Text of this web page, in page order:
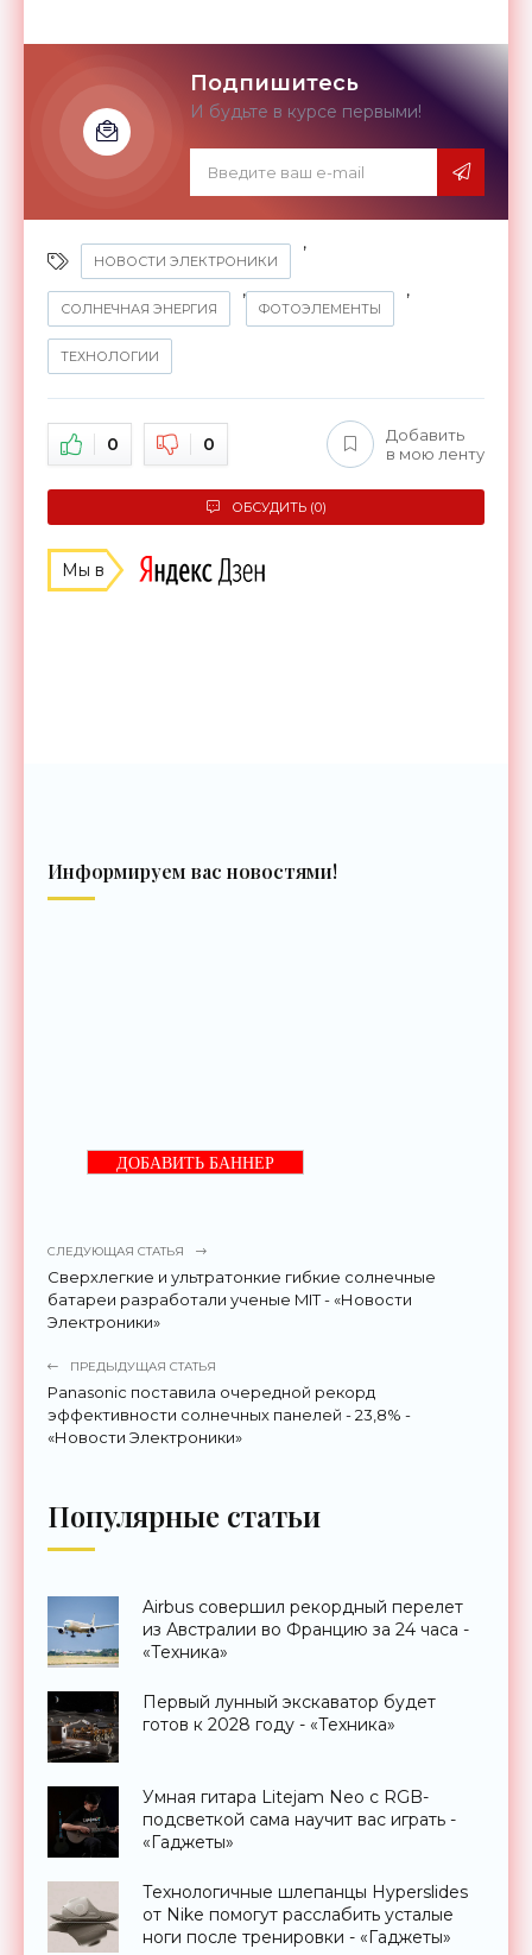
Подпишитесь
И будьте в курсе первыми!
НОВОСТИ ЭЛЕКТРОНИКИ
,
СОЛНЕЧНАЯ ЭНЕРГИЯ
,
ФОТОЭЛЕМЕНТЫ
,
ТЕХНОЛОГИИ
0 0
Добавить
в мою ленту
ОБСУДИТЬ (0)
Мы в
Информируем вас новостями!
ДОБАВИТЬ БАННЕР
СЛЕДУЮЩАЯ СТАТЬЯ
Сверхлегкие и ультратонкие гибкие солнечные
батареи разработали ученые MIT - «Новости
Электроники»
ПРЕДЫДУЩАЯ СТАТЬЯ
Panasonic поставила очередной рекорд
эффективности солнечных панелей - 23,8% -
«Новости Электроники»
Популярные статьи
Airbus совершил рекордный перелет
из Австралии во Францию за 24 часа -
«Техника»
Первый лунный экскаватор будет
готов к 2028 году - «Техника»
Умная гитара Litejam Neo с RGB-
подсветкой сама научит вас играть -
«Гаджеты»
Технологичные шлепанцы Hyperslides
от Nike помогут расслабить усталые
ноги после тренировки - «Гаджеты»